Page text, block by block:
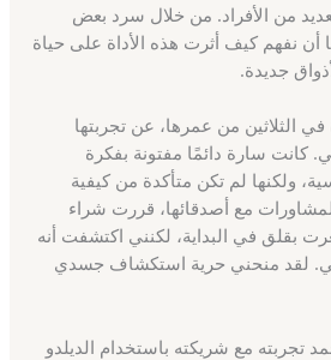
من الأفراد. من خلال سرد بعض
نفهم كيف أثرت هذه الأداة على حياة
جديدة.
الثلاثين من عمرها، عن تجربتها
كانت سارة دائمًا مفتونة بفكرة
ولكنها لم تكن متأكدة من كيفية
مع أصدقائها، قررت شراء
بقلق في البداية، لكنني اكتشفت أنه
لقد منحني حرية استكشاف جسدي
تجربته مع شريكته باستخدام الديلدو